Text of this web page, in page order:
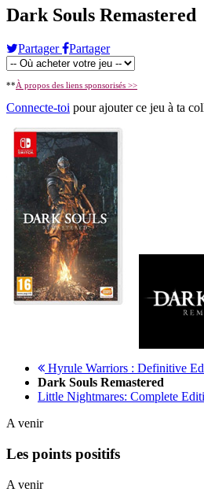
Dark Souls Remastered
Partager Partager
**À propos des liens sponsorisés >>
Connecte-toi pour ajouter ce jeu à ta
Hyrule Warriors : Definitive
Dark Souls Remastered
Little Nightmares: Complete
A venir
Les points positifs
A venir